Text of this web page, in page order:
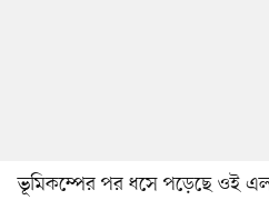
ভূমিকম্পের পর ধসে পড়েছে ওই